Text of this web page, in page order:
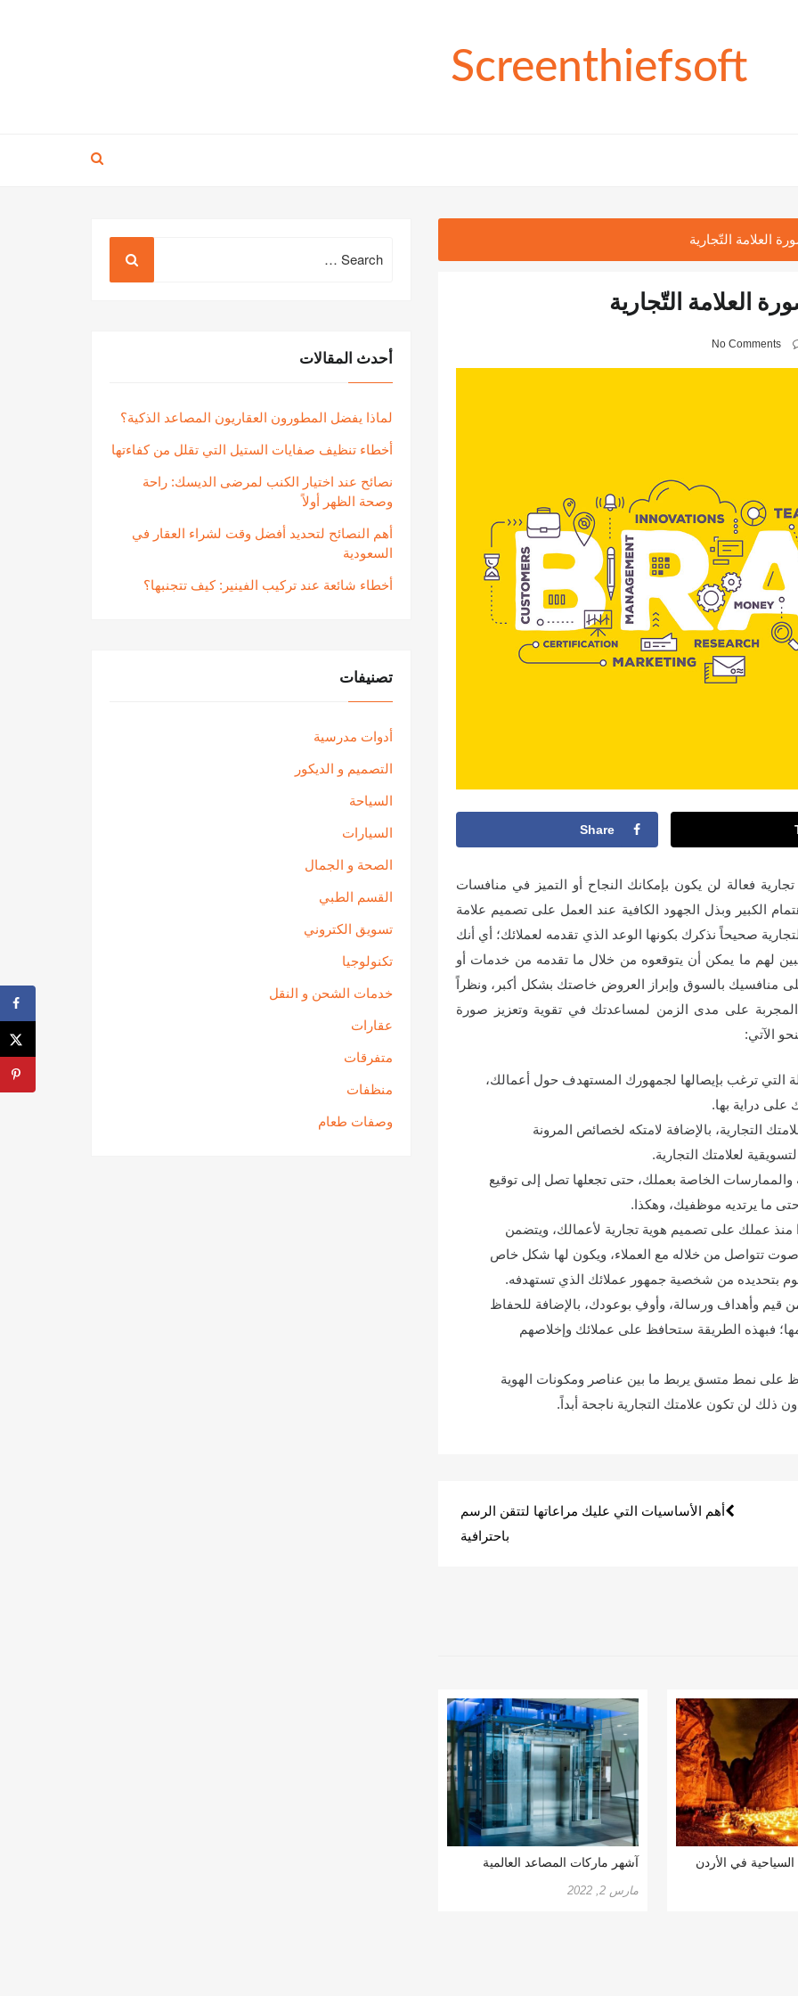
Screenthiefsoft
العلامة التّجارية
العلامة التّجارية
No Comments
Share
فعالة لن يكون بإمكانك النجاح أو التميز في منافسات
الكبير وبذل الجهود الكافية عند العمل على تصميم علامة
صحيحاً نذكرك بكونها الوعد الذي تقدمه لعملائك؛ أي أنك
لهم ما يمكن أن يتوقعوه من خلال ما تقدمه من خدمات أو
منافسيك بالسوق وإبراز العروض خاصتك بشكل أكبر، ونظراً
المجربة على مدى الزمن لمساعدتك في تقوية وتعزيز صورة
الآتي:
التي ترغب بإيصالها لجمهورك المستهدف حول أعمالك،
دراية بها.
التجارية، بالإضافة لامتكه لخصائص المرونة
لعلامتك التجارية.
الخاصة بعملك، حتى تجعلها تصل إلى توقيع
ما يرتديه موظفيك، وهكذا.
عملك على تصميم هوية تجارية لأعمالك، ويتضمن
تتواصل من خلاله مع العملاء، ويكون لها شكل خاص
بتحديده من شخصية جمهور عملائك الذي تستهدفه.
قيم وأهداف ورسالة، وأوفِ بوعودك، بالإضافة للحفاظ
فبهذه الطريقة ستحافظ على عملائك وإخلاصهم
على نمط متسق يربط ما بين عناصر ومكونات الهوية
ذلك لن تكون علامتك التجارية ناجحة أبداً.
أهم الأساسيات التي عليك مراعاتها لتتقن الرسم
باحترافية
آشهر ماركات المصاعد العالمية
مارس 2, 2022
السياحية في الأردن
for:
أحدث المقالات
لماذا يفضل المطورون العقاريون المصاعد الذكية؟
أخطاء تنظيف صفايات الستيل التي تقلل من كفاءتها
نصائح عند اختيار الكنب لمرضى الديسك: راحة
وصحة الظهر أولاً
أهم النصائح لتحديد أفضل وقت لشراء العقار في
السعودية
أخطاء شائعة عند تركيب الفينير: كيف تتجنبها؟
تصنيفات
أدوات مدرسية
التصميم و الديكور
السياحة
السيارات
الصحة و الجمال
القسم الطبي
تسويق الكتروني
تكنولوجيا
خدمات الشحن و النقل
عقارات
متفرقات
منظفات
وصفات طعام